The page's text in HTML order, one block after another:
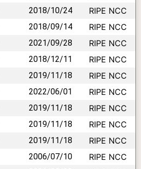
2018/10/24 RIPE NCC
2018/09/14 RIPE NCC
2021/09/28 RIPE NCC
2018/12/11 RIPE NCC
2019/11/18 RIPE NCC
2022/06/01 RIPE NCC
2019/11/18 RIPE NCC
2019/11/18 RIPE NCC
2019/11/18 RIPE NCC
2006/07/10 RIPE NCC